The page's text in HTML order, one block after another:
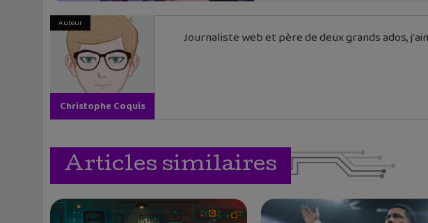
Auteur
Christophe Coquis
Journaliste web et père de deux grands ados,
Articles similaires